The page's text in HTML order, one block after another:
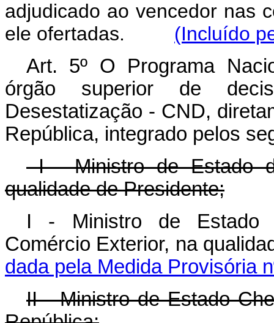
adjudicado ao vencedor nas
ele ofertadas. (Incluído
Art. 5º O Programa
órgão superior de
Desestatização - CND,
República, integrado pelos
I - Ministro de Estado
qualidade de Presidente;
I - Ministro de Estado
Comércio Exterior, na
dada pela Medida Provisória
II - Ministro de Estado